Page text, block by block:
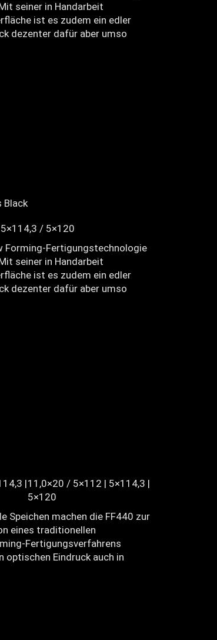
seiner in Handarbeit
ist es zudem ein edler
dezenter dafür aber umso
Black
/ 5×120
Forming-Fertigungstechnologie
seiner in Handarbeit
ist es zudem ein edler
dezenter dafür aber umso
|11,0×20 / 5×112 | 5×114,3 |
5×120
Speichen machen die FF440 zur
eines traditionellen
Fertigungsverfahrens
Eindruck auch in